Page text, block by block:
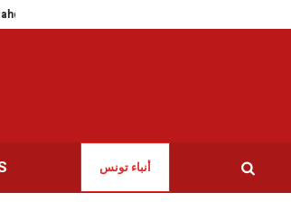
Suisse | Rencontre sur la gestion des déchets et le
أنباء تونس